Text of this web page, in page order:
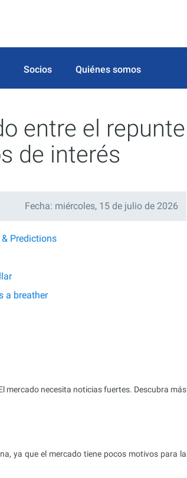
Socios Quiénes somos
entre el repunte
de interés
Fecha: miércoles, 15 de julio de 2026
Predictions
a breather
mercado necesita noticias fuertes. Descubra más
ya que el mercado tiene pocos motivos para la